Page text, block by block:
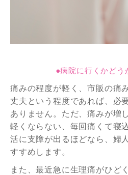
●病院に行くかどう
痛みの程度が軽く、市販の痛
丈夫という程度であれば、必
ありません。ただ、痛みが増
軽くならない、毎回痛くて寝
活に支障が出るほどなら、婦
すすめします。
また、最近急に生理痛がひど